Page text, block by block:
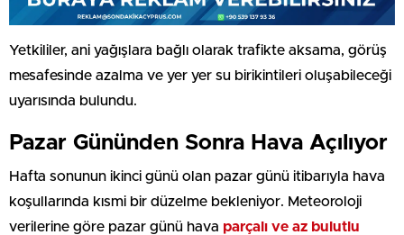
Yetkililer, ani yağışlara bağlı olarak trafikte aksama, görüş
mesafesinde azalma ve yer yer su birikintileri oluşabileceği
uyarısında bulundu.
Pazar Gününden Sonra Hava Açılıyor
Hafta sonunun ikinci günü olan pazar günü itibarıyla hava
koşullarında kısmi bir düzelme bekleniyor. Meteoroloji
verilerine göre pazar günü hava parçalı ve az bulutlu